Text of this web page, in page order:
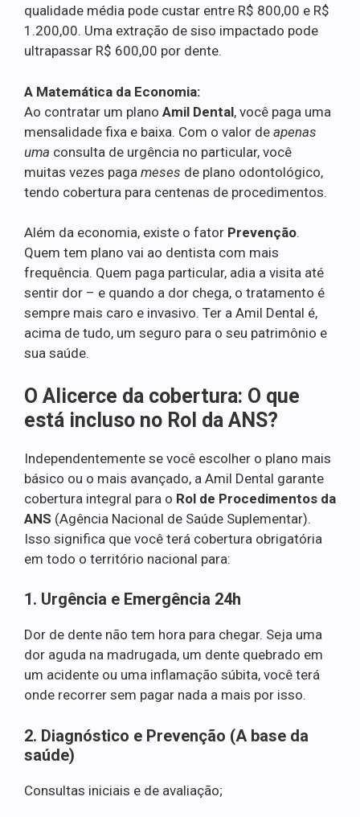
qualidade média pode custar entre R$ 800,00 e R$
1.200,00. Uma extração de siso impactado pode
ultrapassar R$ 600,00 por dente.
A Matemática da Economia:
Ao contratar um plano Amil Dental, você paga uma
mensalidade fixa e baixa. Com o valor de apenas
uma consulta de urgência no particular, você
muitas vezes paga meses de plano odontológico,
tendo cobertura para centenas de procedimentos.
Além da economia, existe o fator Prevenção.
Quem tem plano vai ao dentista com mais
frequência. Quem paga particular, adia a visita até
sentir dor – e quando a dor chega, o tratamento é
sempre mais caro e invasivo. Ter a Amil Dental é,
acima de tudo, um seguro para o seu patrimônio e
sua saúde.
O Alicerce da cobertura: O que
está incluso no Rol da ANS?
Independentemente se você escolher o plano mais
básico ou o mais avançado, a Amil Dental garante
cobertura integral para o Rol de Procedimentos da
ANS (Agência Nacional de Saúde Suplementar).
Isso significa que você terá cobertura obrigatória
em todo o território nacional para:
1. Urgência e Emergência 24h
Dor de dente não tem hora para chegar. Seja uma
dor aguda na madrugada, um dente quebrado em
um acidente ou uma inflamação súbita, você terá
onde recorrer sem pagar nada a mais por isso.
2. Diagnóstico e Prevenção (A base da
saúde)
Consultas iniciais e de avaliação;